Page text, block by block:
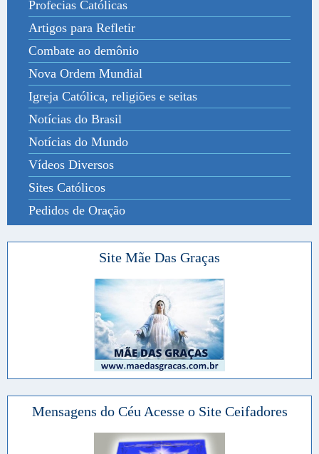
Profecias Católicas
Artigos para Refletir
Combate ao demônio
Nova Ordem Mundial
Igreja Católica, religiões e seitas
Notícias do Brasil
Notícias do Mundo
Vídeos Diversos
Sites Católicos
Pedidos de Oração
Site Mãe Das Graças
Mensagens do Céu Acesse o Site Ceifadores